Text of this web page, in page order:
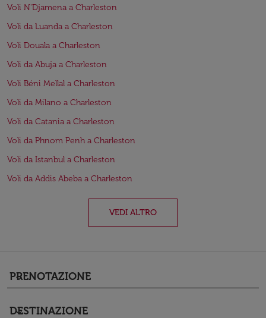
Voli N'Djamena a Charleston
Voli da Luanda a Charleston
Voli Douala a Charleston
Voli da Abuja a Charleston
Voli Béni Mellal a Charleston
Voli da Milano a Charleston
Voli da Catania a Charleston
Voli da Phnom Penh a Charleston
Voli da Istanbul a Charleston
Voli da Addis Abeba a Charleston
VEDI ALTRO
PRENOTAZIONE
keyboard_arrow_down
DESTINAZIONE
keyboard_arrow_down